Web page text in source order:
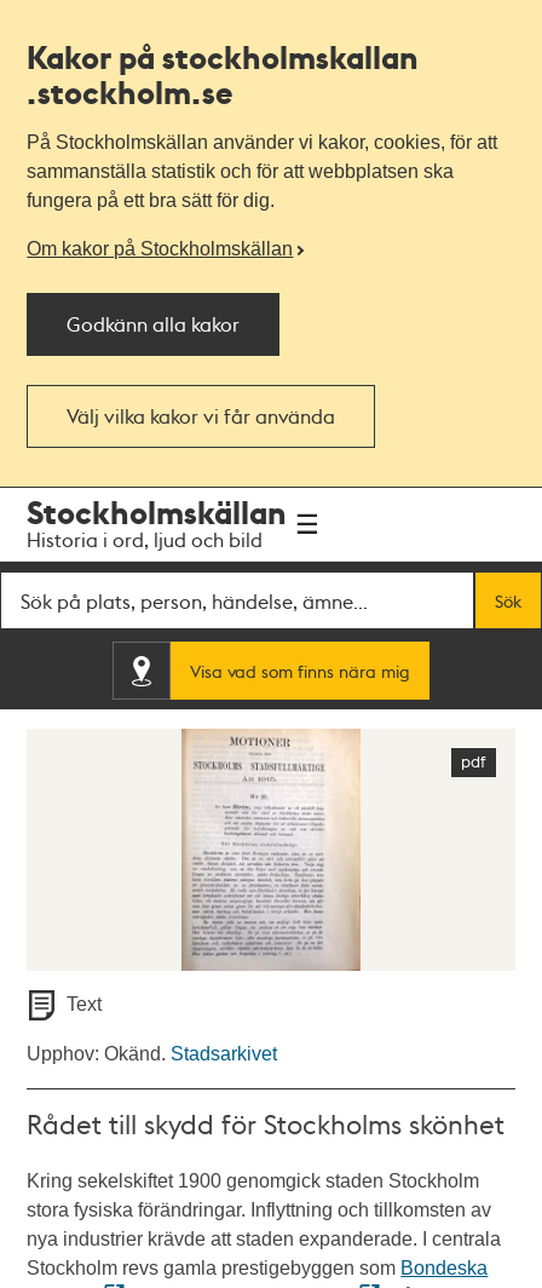
Kakor på stockholmskallan
.stockholm.se
På Stockholmskällan använder vi kakor, cookies, för att
sammanställa statistik och för att webbplatsen ska
fungera på ett bra sätt för dig.
Om kakor på Stockholmskällan
Godkänn alla kakor
Välj vilka kakor vi får använda
navigationen
huvudinnehållet
Stockholmskällan
Historia i ord, ljud och bild
Sök
Visa vad som finns nära mig
Text
Upphov: Okänd. Stadsarkivet
Rådet till skydd för Stockholms skönhet
Kring sekelskiftet 1900 genomgick staden Stockholm
stora fysiska förändringar. Inflyttning och tillkomsten av
nya industrier krävde att staden expanderade. I centrala
Stockholm revs gamla prestigebyggen som Bondeska